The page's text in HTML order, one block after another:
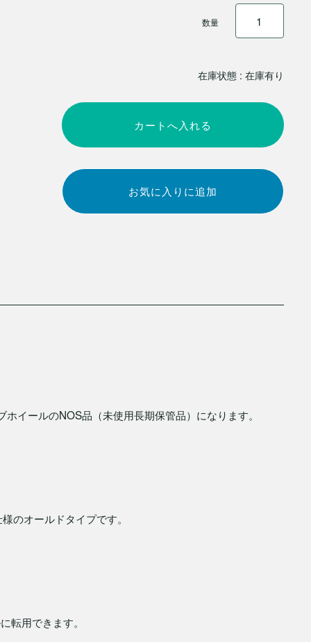
在庫状態 : 在庫有り
数量
イールのNOS品（未使用長期保管品）になります。
のオールドタイプです。
用できます。